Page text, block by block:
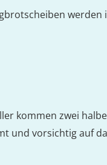
kommen zwei
und vorsichtig auf